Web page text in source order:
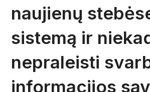
naujienų
sistemą ir
nepraleisti
informacijos